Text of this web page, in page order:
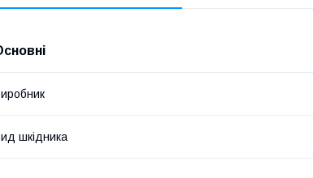
шкідника